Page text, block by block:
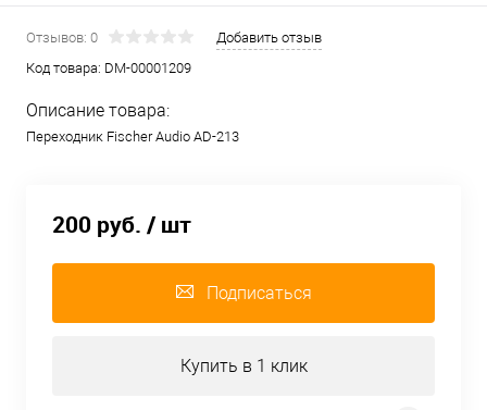
Отзывов: 0
Добавить отзыв
Код товара: DM-00001209
Описание товара:
Переходник Fischer Audio AD-213
200 руб. / шт
Подписаться
Купить в 1 клик